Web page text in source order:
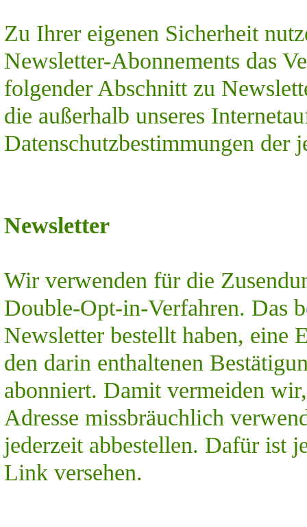
Zu Ihrer eigenen Sicherheit
Newsletter-Abonnements das
folgender Abschnitt zu
die außerhalb unseres
Datenschutzbestimmungen der
Newsletter
Wir verwenden für die
Double-Opt-in-Verfahren. Das
Newsletter bestellt haben, eine
den darin enthaltenen
abonniert. Damit vermeiden
Adresse missbräuchlich
jederzeit abbestellen. Dafür ist
Link versehen.